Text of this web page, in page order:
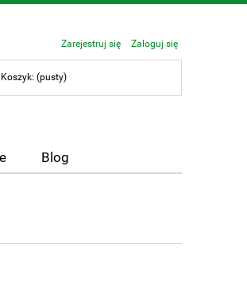
Zarejestruj się Zaloguj się
Koszyk: (pusty)
Blog